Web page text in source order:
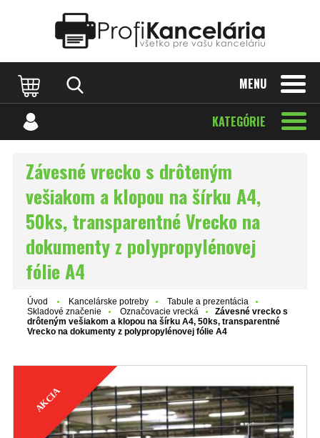
MENU
KATEGÓRIE
Závesné vrecko s drôteným
vešiakom a klopou na šírku A4,
50ks, transparentné Vrecko na
dokumenty z polypropylénovej
fólie A4
Úvod Kancelárske potreby
Tabule a prezentácia
Skladové značenie
Označovacie vrecká
Závesné vrecko s
drôteným vešiakom a klopou na šírku A4, 50ks, transparentné
Vrecko na dokumenty z polypropylénovej fólie A4
AKCIA
Katalóg internetových stránok Designed by Rawpixel.com